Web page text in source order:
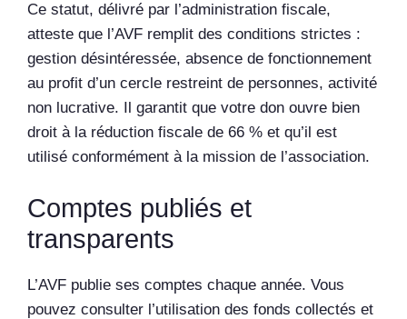
Ce statut, délivré par l’administration fiscale,
atteste que l’AVF remplit des conditions strictes :
gestion désintéressée, absence de fonctionnement
au profit d’un cercle restreint de personnes, activité
non lucrative. Il garantit que votre don ouvre bien
droit à la réduction fiscale de 66 % et qu’il est
utilisé conformément à la mission de l’association.
Comptes publiés et
transparents
L’AVF publie ses comptes chaque année. Vous
pouvez consulter l’utilisation des fonds collectés et